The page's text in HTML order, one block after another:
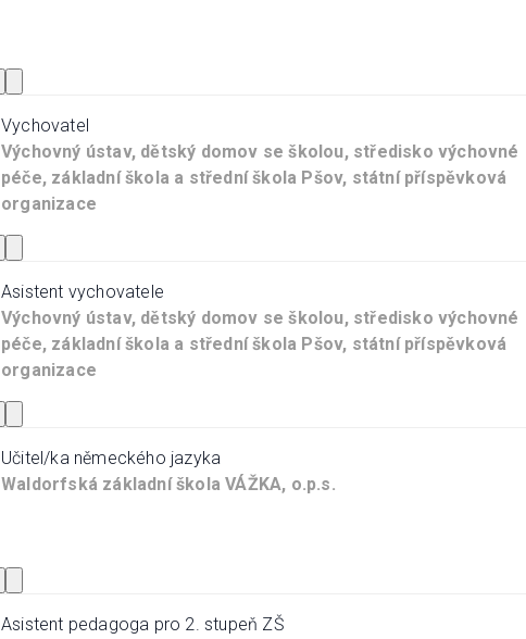
Vychovatel
Výchovný ústav, dětský domov se školou, středisko výchovné
péče, základní škola a střední škola Pšov, státní příspěvková
organizace
Asistent vychovatele
Výchovný ústav, dětský domov se školou, středisko výchovné
péče, základní škola a střední škola Pšov, státní příspěvková
organizace
Učitel/ka německého jazyka
Waldorfská základní škola VÁŽKA, o.p.s.
Asistent pedagoga pro 2. stupeň ZŠ